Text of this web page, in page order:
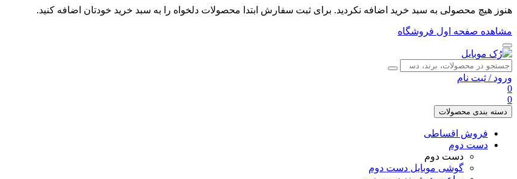
هنوز هیچ محصولی به سبد خرید اضافه نکردید. برای ثبت سفارش ابتدا محصولات دلخواه را به سبد خرید خودتان اضافه کنید.
مشاهده صفحه اول فروشگاه
ورود / ثبت نام
0
0
دسته بندی محصولات
فروش اقساطی
دست دوم
دست دوم
گوشی موبایل دست دوم